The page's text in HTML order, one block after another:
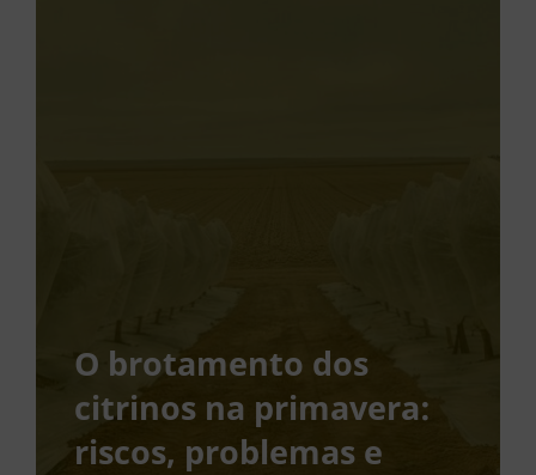
O brotamento dos
citrinos na primavera:
riscos, problemas e